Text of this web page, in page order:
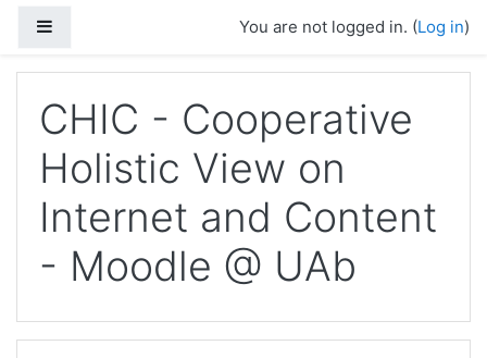
You are not logged in. (Log in)
CHIC - Cooperative
Holistic View on
Internet and Content
- Moodle @ UAb